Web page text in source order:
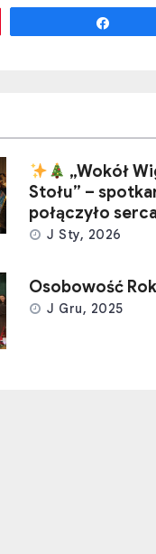
„Wokół
Stołu” –
połączyło
J Sty, 2026
Osobowość
J Gru, 2025